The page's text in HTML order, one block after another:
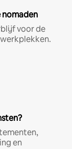
voor de
en